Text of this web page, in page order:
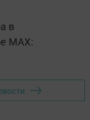
в
MАХ: